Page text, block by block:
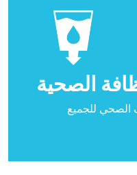
الصحية
الصحي للجميع